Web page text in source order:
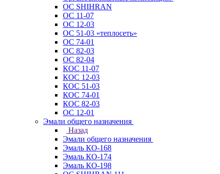
ОС SHIHRAN
ОС 11-07
ОС 12-03
ОС 51-03 «теплосеть»
ОС 74-01
ОС 82-03
ОС 82-04
КОС 11-07
КОС 12-03
КОС 51-03
КОС 74-01
КОС 82-03
ОС 12-01
Эмали общего назначения
Назад
Эмали общего назначения
Эмаль КО-168
Эмаль КО-174
Эмаль КО-198